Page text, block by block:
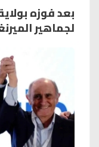
بعد فوزه
لجماهير